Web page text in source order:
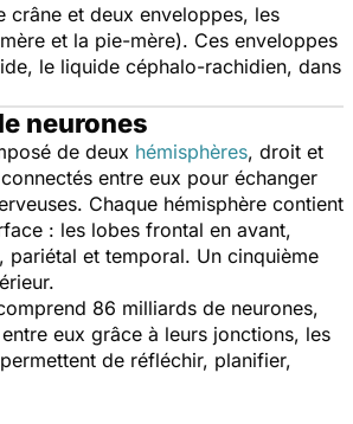
crâne et deux enveloppes, les
et la pie-mère). Ces enveloppes
le liquide céphalo-rachidien, dans
neurones
de deux hémisphères, droit et
entre eux pour échanger
Chaque hémisphère contient
: les lobes frontal en avant,
pariétal et temporal. Un cinquième
86 milliards de neurones,
eux grâce à leurs jonctions, les
de réfléchir, planifier,